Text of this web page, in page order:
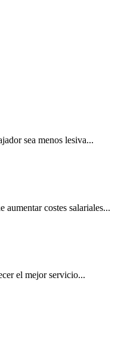
sea menos lesiva...
aumentar costes salariales...
el mejor servicio...